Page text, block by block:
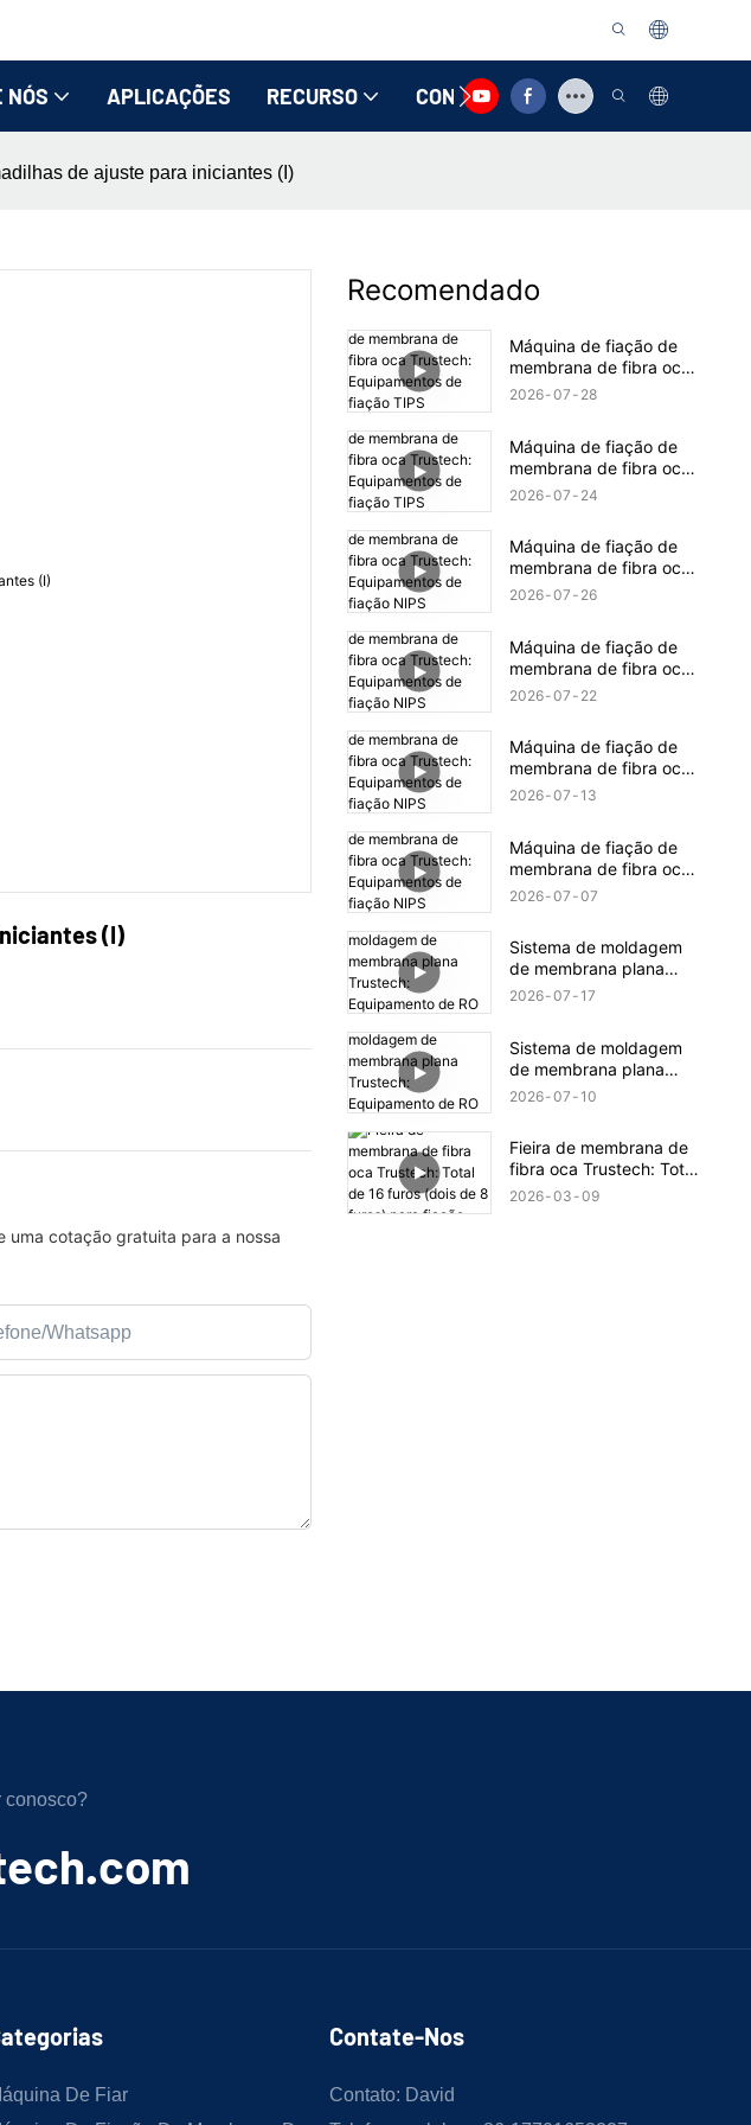
NÓS APLICAÇÕES RECURSO CONTATE-NOS
de ajuste para iniciantes (I)
(I)
uma cotação gratuita para a nossa
whatsapp
Recomendado
Máquina de fiação de
membrana de fibra oca
Trustech: Equipamentos
2026 07 28
Máquina de fiação de
membrana de fibra oca
Trustech: Equipamentos
2026 07 24
Máquina de fiação de
membrana de fibra oca
Trustech: Equipamentos
2026 07 26
Máquina de fiação de
membrana de fibra oca
Trustech: Equipamentos
2026 07 22
Máquina de fiação de
membrana de fibra oca
Trustech: Equipamentos
2026 07 13
Máquina de fiação de
membrana de fibra oca
Trustech: Equipamentos
2026 07 07
Sistema de moldagem
de membrana plana
Trustech: Equipamento
2026 07 17
Sistema de moldagem
de membrana plana
Trustech: Equipamento
2026 07 10
Fieira de membrana de
fibra oca Trustech: Total
de 16 furos (dois de 8
2026 03 09
conosco?
De Fiar
Contate-Nos
Contato: David